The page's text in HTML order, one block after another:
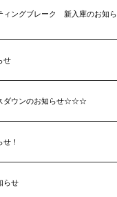
ィングブレーク 新入庫のお知ら
せ
ウンのお知らせ☆☆☆
！
らせ